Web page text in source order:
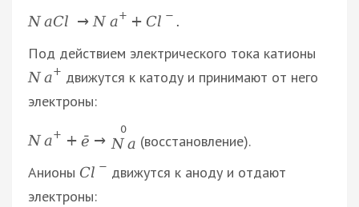
NaCl → N a+ + Cl − .
Под действием электрического тока катионы
Na+ движутся к катоду и принимают от него
электроны:
Na+ + ē →
0
N a (восстановление).
Анионы Cl − движутся к аноду и отдают
электроны: